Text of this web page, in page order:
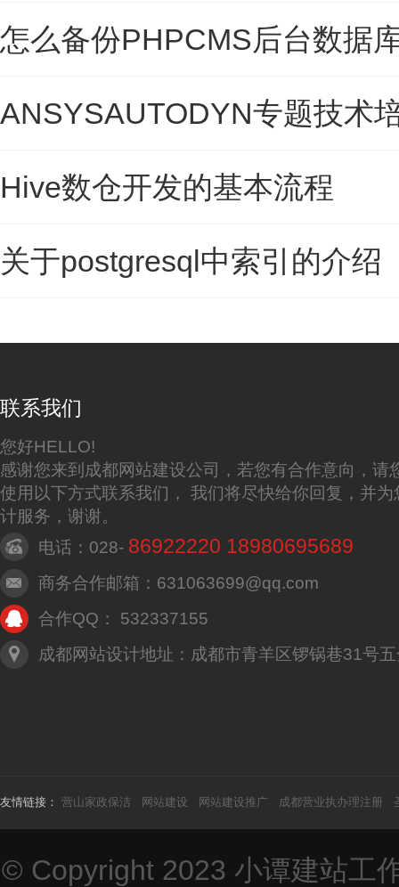
怎么备份PHPCMS后台数据
ANSYSAUTODYN专题技术
Hive数仓开发的基本流程
关于postgresql中索引的介绍
联系我们
您好HELLO!
感谢您来到成都网站建设公司，若您有合作意向，请
使用以下方式联系我们， 我们将尽快给你回复，并
计服务，谢谢。
电话：028- 86922220 18980695689
商务合作邮箱：631063699@qq.com
合作QQ： 532337155
成都网站设计地址：成都市青羊区锣锅巷31号
友情链接： 营山家政保洁 网站建设 网站建设推广 成都营业执办理注册
© Copyright 2023 小谭建站工